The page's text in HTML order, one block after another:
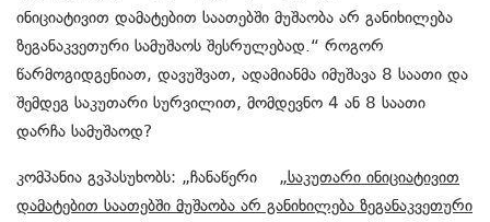
ინიციატივით დამატებით საათებში მუშაობა არ განიხილება
ზეგანაკვეთური სამუშაოს შესრულებად.“ როგორ
წარმოგიდგენიათ, დავუშვათ, ადამიანმა იმუშავა 8 საათი და
შემდეგ საკუთარი სურვილით, მომდევნო 4 ან 8 საათი
დარჩა სამუშაოდ?
კომპანია გვპასუხობს: „ჩანაწერი „საკუთარი ინიციატივით
დამატებით საათებში მუშაობა არ განიხილება ზეგანაკვეთური